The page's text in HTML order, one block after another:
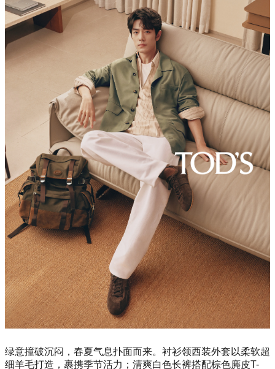
绿意撞破沉闷，春夏气息扑面而来。衬衫领西装外套以柔软超
细羊毛打造，裹携季节活力；清爽白色长裤搭配棕色麂皮T-